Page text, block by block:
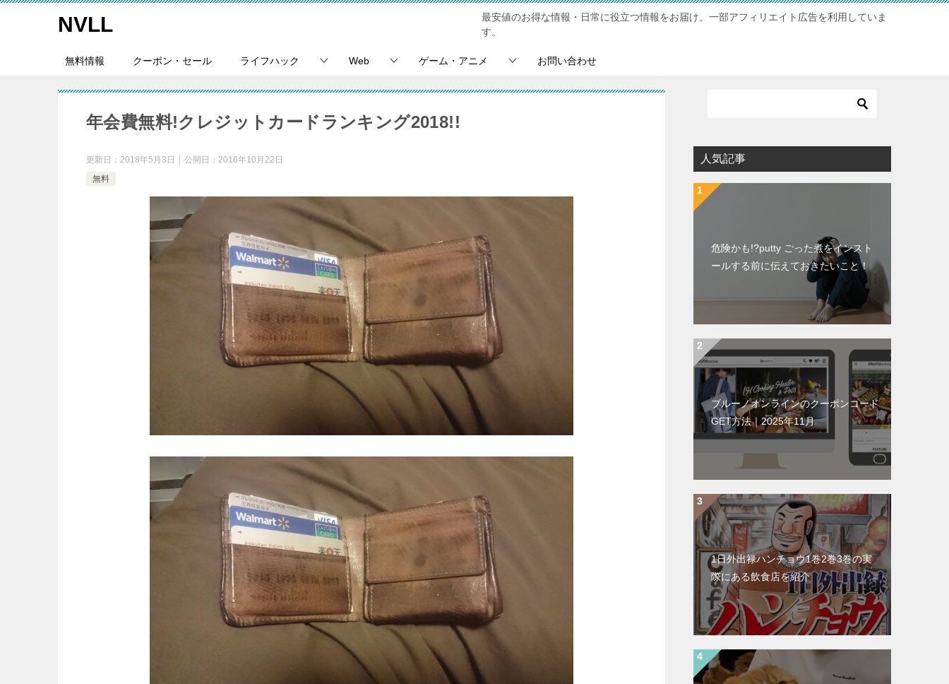
NVLL
最安値のお得な情報・日常に役立つ情報をお届け。一部アフィリエイト広告を利用していま
す。
無料情報 クーポン・セール ライフハック Web ゲーム・アニメ お問い合わせ
年会費無料!クレジットカードランキング2018!!
更新日： 2018年5月3日 公開日： 2016年10月22日
無料
人気記事
危険かも!?putty ごった煮をインスト
ールする前に伝えておきたいこと！
ブルーノオンラインのクーポンコード
GET方法｜2025年11月
1日外出禄ハンチョウ1巻2巻3巻の実
際にある飲食店を紹介